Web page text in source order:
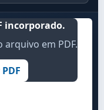
incorporado.
em PDF.